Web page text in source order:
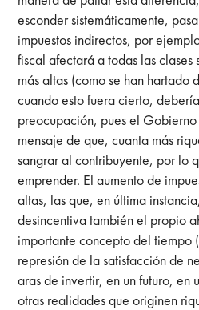
esconder sistemáticamente,
impuestos indirectos, por
fiscal afectará a todas las clases
más altas (como se han hartado
cuando esto fuera cierto,
preocupación, pues el
mensaje de que, cuanta más
sangrar al contribuyente, por lo
emprender. El aumento de
altas, las que, en última
desincentiva también el propio
importante concepto del tiempo
represión de la satisfacción de
aras de invertir, en un futuro, en
otras realidades que originen